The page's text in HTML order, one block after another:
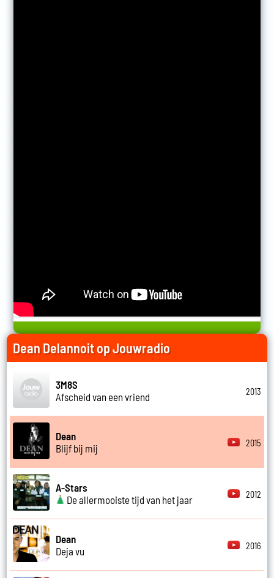
Dean Delannoit op Jouwradio
3M8S
Afscheid van een vriend
2013
Dean
Blijf bij mij
2015
A-Stars
De allermooiste tijd van het jaar
2012
Dean
Deja vu
2016